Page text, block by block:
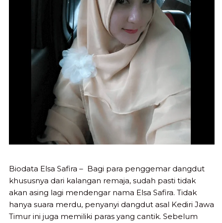
Biodata Elsa Safira – Bagi para penggemar dangdut
khususnya dari kalangan remaja, sudah pasti tidak
akan asing lagi mendengar nama Elsa Safira. Tidak
hanya suara merdu, penyanyi dangdut asal Kediri Jawa
Timur ini juga memiliki paras yang cantik. Sebelum